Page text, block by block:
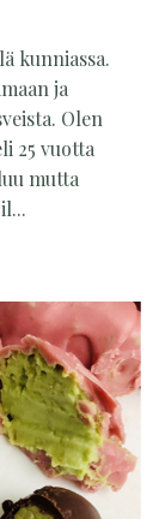
kunniassa.
ja
Olen
25 vuotta
mutta